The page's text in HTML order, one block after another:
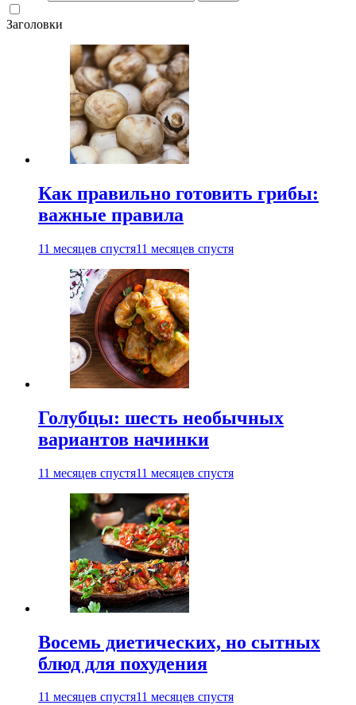
Заголовки
Как правильно готовить грибы:
важные правила
11 месяцев спустя11 месяцев спустя
Голубцы: шесть необычных
вариантов начинки
11 месяцев спустя11 месяцев спустя
Восемь диетических, но сытных
блюд для похудения
11 месяцев спустя11 месяцев спустя